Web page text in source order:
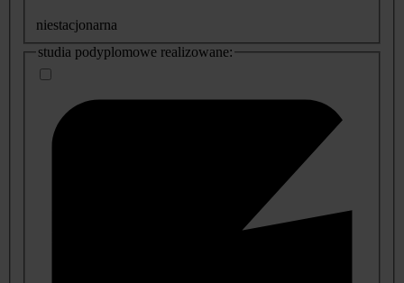
niestacjonarna
studia podyplomowe realizowane: